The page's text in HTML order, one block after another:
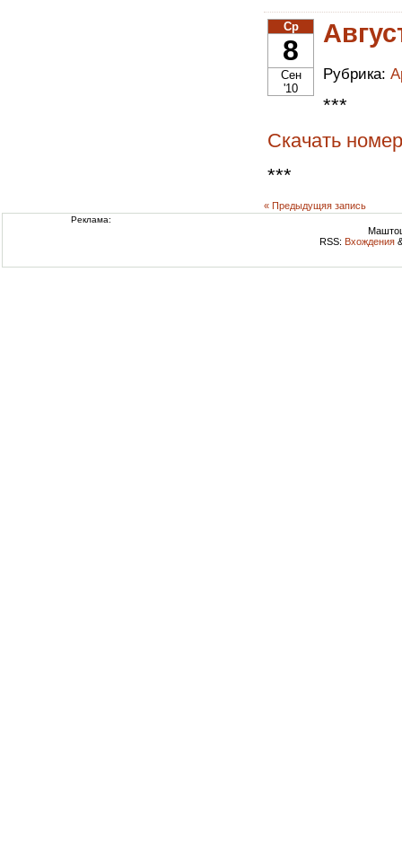
Ср
8
Сен
'10
Рубрика:
***
Скачать номер
***
« Предыдущяя запись
Реклама:
RSS: Вхождения